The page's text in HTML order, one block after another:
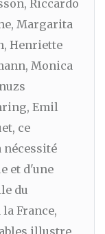
Riccardo
Margarita
Henriette
Monica
Emil
ce
nécessité
et d'une
du
France,